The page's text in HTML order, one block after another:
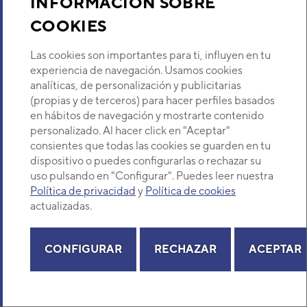
COOKIES
Las cookies son importantes para ti, influyen en tu
experiencia de navegación. Usamos cookies
analíticas, de personalización y publicitarias
(propias y de terceros) para hacer perfiles basados
en hábitos de navegación y mostrarte contenido
personalizado. Al hacer click en "Aceptar"
consientes que todas las cookies se guarden en tu
dispositivo o puedes configurarlas o rechazar su
uso pulsando en "Configurar". Puedes leer nuestra
Política de privacidad y Política de cookies
actualizadas.
CONFIGURAR RECHAZAR ACEPTAR
Sobre Nosotros
Dónde Estamos
¿Buscas un servicio técnico?
Selecciona provincia
Provincia
Aviso legal
Política de Privacidad Política de Cookies Mapa Web